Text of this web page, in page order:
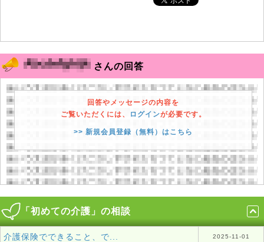
さんの回答
回答やメッセージの内容を
ご覧いただくには、
ログインが必要です。
>> 新規会員登録（無料）はこちら
「初めての介護」の相談
介護保険でできること、で... 2025-11-01